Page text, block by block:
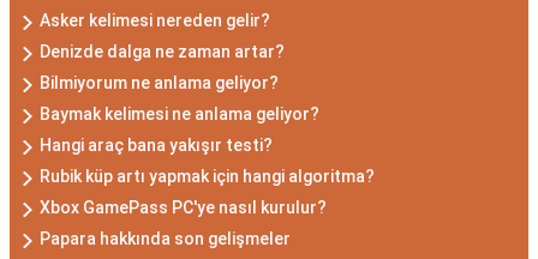
Asker kelimesi nereden gelir?
Denizde dalga ne zaman artar?
Bilmiyorum ne anlama geliyor?
Baymak kelimesi ne anlama geliyor?
Hangi araç bana yakışır testi?
Rubik küp artı yapmak için hangi algoritma?
Xbox GamePass PC'ye nasıl kurulur?
Papara hakkında son gelişmeler